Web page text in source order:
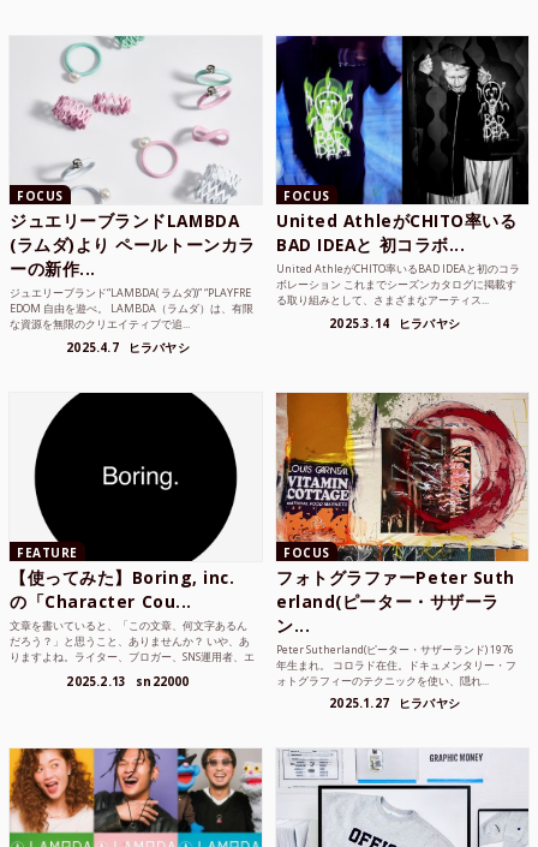
FOCUS
ジュエリーブランドLAMBDA
(ラムダ)より ペールトーンカラ
ーの新作...
ジュエリーブランド“LAMBDA( ラムダ))” “PLAYFRE
EDOM 自由を遊べ。 LAMBDA（ラムダ）は、有限
な資源を無限のクリエイティブで追...
2025.4.7 ヒラバヤシ
FOCUS
United AthleがCHITO率いる
BAD IDEAと 初コラボ...
United AthleがCHITO率いるBAD IDEAと初のコラ
ボレーション これまでシーズンカタログに掲載す
る取り組みとして、さまざまなアーティス...
2025.3.14 ヒラバヤシ
FEATURE
【使ってみた】Boring, inc.
の「Character Cou...
文章を書いていると、「この文章、何文字あるん
だろう？」と思うこと、ありませんか？ いや、あ
りますよね。ライター、ブロガー、SNS運用者、エ
2025.2.13 sn22000
FOCUS
フォトグラファーPeter Suth
erland(ピーター・サザーラ
ン...
Peter Sutherland(ピーター・サザーランド) 1976
年生まれ。 コロラド在住。ドキュメンタリー・フ
ォトグラフィーのテクニックを使い、隠れ...
2025.1.27 ヒラバヤシ